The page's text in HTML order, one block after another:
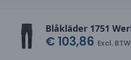
€ 103,86 Excl. BTW